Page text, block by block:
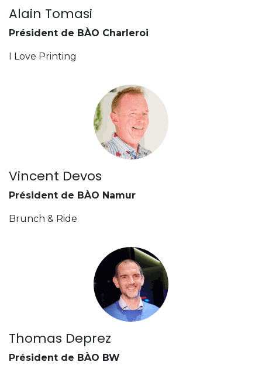
Alain Tomasi
Président de BÀO Charleroi
I Love Printing
Vincent Devos
Président de BÀO Namur
Brunch & Ride
Thomas Deprez
Président de BÀO BW